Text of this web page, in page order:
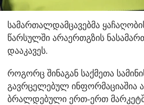
სამართალდამცავებმა
წარსულში არაერთგზის
დააკავეს.
როგორც შინაგან საქმეთა
გავრცელებულ ინფორმაციაშია
ბრალდებული ერთ-ერთ